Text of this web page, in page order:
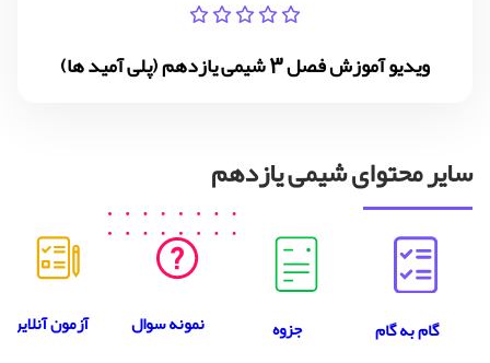
ویدیو آموزش فصل 3 شیمی یازدهم (پلی آمید ها)
سایر محتوای شیمی یازدهم
گام به گام جزوه نمونه سوال آزمون آنلاین